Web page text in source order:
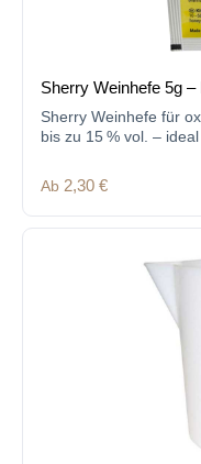
Sherry Weinhefe 5g
Sherry Weinhefe für
bis zu 15 % vol. –
Regulärer Preis:
Ab 2,30 €